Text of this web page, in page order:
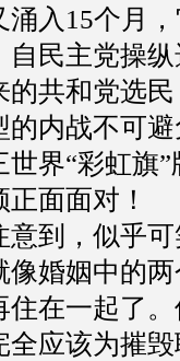
涌入 15个月
自民主党操
共和党选
内战不可
世界“彩虹旗”
面面对！
到，似乎
婚姻中的
在一起了
应该为摧